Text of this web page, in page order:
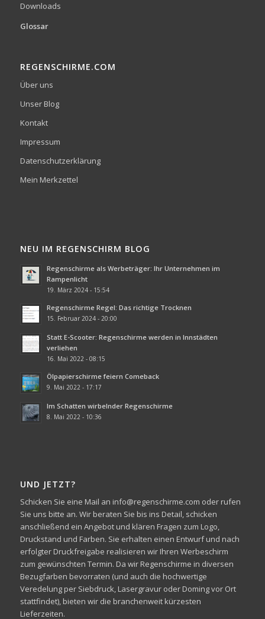
Downloads
Glossar
REGENSCHIRME.COM
Über uns
Unser Blog
Kontakt
Impressum
Datenschutzerklärung
Mein Merkzettel
NEU IM REGENSCHIRM BLOG
Regenschirme als Werbeträger: Ihr Unternehmen im
Rampenlicht
19. März 2024 - 15:54
Regenschirme Regel: Das richtige Trocknen
15. Februar 2024 - 20:00
Statt E-Scooter: Regenschirme werden in Innstädten
verliehen
16. Mai 2022 - 08:15
Ölpapierschirme feiern Comeback
9. Mai 2022 - 17:17
Im Schatten wirbelnder Regenschirme
8. Mai 2022 - 10:36
UND JETZT?
Schicken Sie eine Mail an info@regenschirme.com oder rufen
Sie uns bitte an. Wir beraten Sie bis ins Detail, schicken
anschließend ein Angebot und klären Fragen zum Logo,
Druckstand und Farben. Sie erhalten einen Entwurf und nach
erfolgter Druckfreigabe realisieren wir Ihren Werbeschirm
zum gewünschten Termin. Da wir Regenschirme in diversen
Bezugfarben bevorraten (und auch die hochwertige
Veredelung per Siebdruck, Lasergravur oder Doming vor Ort
stattfindet), bieten wir die branchenweit kürzesten
Lieferzeiten.